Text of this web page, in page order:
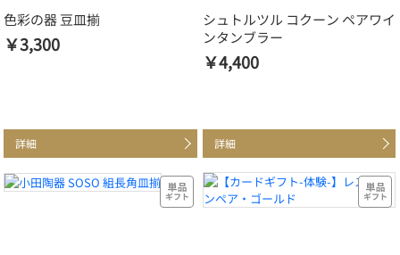
色彩の器 豆皿揃
￥3,300
詳細
シュトルツル コクーン ペアワイ
ンタンブラー
￥4,400
詳細